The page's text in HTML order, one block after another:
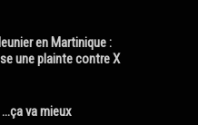
en Martinique :
une plainte contre X
…ça va mieux